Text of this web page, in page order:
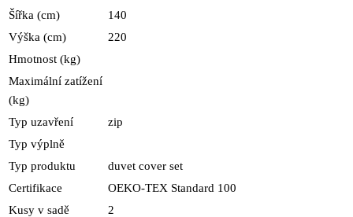
Šířka (cm)
140
Výška (cm)
220
Hmotnost (kg)
Maximální zatížení
(kg)
Typ uzavření
zip
Typ výplně
Typ produktu
duvet cover set
Certifikace
OEKO-TEX Standard 100
Kusy v sadě
2